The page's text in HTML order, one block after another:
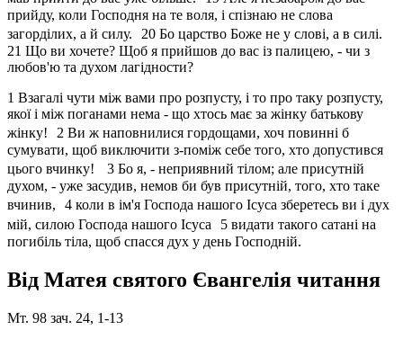
прийду, коли Господня на те воля, і спізнаю не слова
загорділих, а й силу. 20 Бо царство Боже не у слові, а в силі.
21 Що ви хочете? Щоб я прийшов до вас із палицею, - чи з
любов'ю та духом лагідности?
1 Взагалі чути між вами про розпусту, і то про таку розпусту,
якої і між поганами нема - що хтось має за жінку батькову
жінку! 2 Ви ж наповнилися гордощами, хоч повинні б
сумувати, щоб виключити з-поміж себе того, хто допустився
цього вчинку! 3 Бо я, - неприявний тілом; але присутній
духом, - уже засудив, немов би був присутній, того, хто таке
вчинив, 4 коли в ім'я Господа нашого Ісуса зберетесь ви і дух
мій, силою Господа нашого Ісуса 5 видати такого сатані на
погибіль тіла, щоб спасся дух у день Господній.
Від Матея святого Євангелія читання
Мт. 98 зач. 24, 1-13